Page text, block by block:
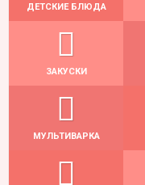
ДЕТСКИЕ БЛЮДА
ЗАКУСКИ
МУЛЬТИВАРКА